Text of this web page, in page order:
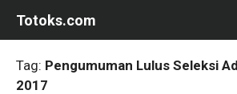
Totoks.com
Tag: Pengumuman Lulus Seleksi
2017